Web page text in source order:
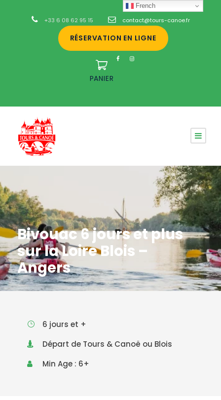
+33 6 08 62 95 15 contact@tours-canoe.fr
RÉSERVATION EN LIGNE
PANIER
Bivouac 6 jours et plus
sur la Loire Blois –
Angers
6 jours et +
Départ de Tours & Canoë ou Blois
Min Age : 6+
French